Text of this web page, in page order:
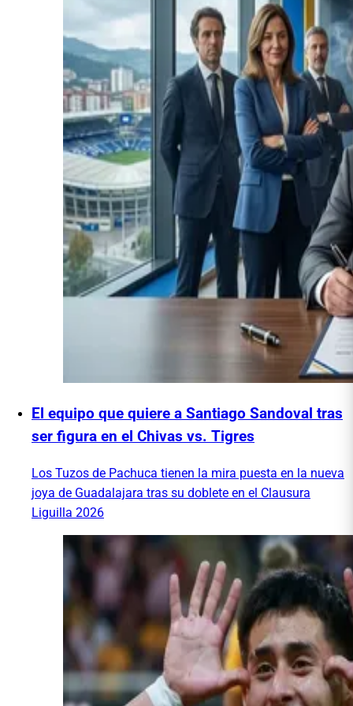
El equipo que quiere a Santiago Sandoval tras
ser figura en el Chivas vs. Tigres
Los Tuzos de Pachuca tienen la mira puesta en la nueva
joya de Guadalajara tras su doblete en el Clausura
Liguilla 2026